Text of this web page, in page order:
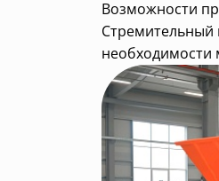
Возможности
Стремительный
необходимости